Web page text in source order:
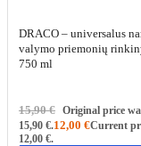
DRACO – universalus
valymo priemonių
750 ml
15,90€ Original price
15,90 €.12,00 €Current
12,00 €.